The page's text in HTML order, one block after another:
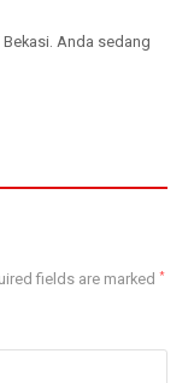
Andа ѕеdаng
fields are marked*